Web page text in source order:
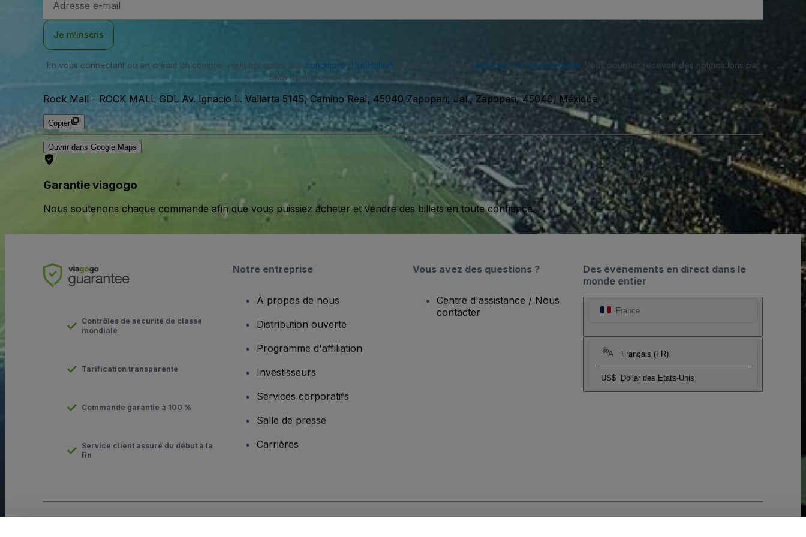
e-
Je m’inscris
En vous connectant ou en créant un compte, vous acceptez nos conditions d'utilisation politique de confidentialité . Vous pourriez recevoir des notifications par
SMS de notre part et vous pouvez vous désinscrire à tout moment.
Rock Mall - ROCK MALL GDL Av. Ignacio L. Vallarta 5145, Camino Real, 45040 Zapopan, Jal., Zapopan, 45040, Méxique
Copier
Ouvrir dans Google Maps
Garantie viagogo
Nous soutenons chaque commande afin que vous puissiez acheter et vendre des billets en toute confiance.
Des événements en direct dans le
monde entier
France
Français (FR)
US$ Dollar des Etats-Unis
Contrôles de sécurité de classe
mondiale
Tarification transparente
Commande garantie à 100 %
Service client assuré du début à la
fin
Notre entreprise
À propos de nous
Distribution ouverte
Programme d'affiliation
Investisseurs
Services corporatifs
Salle de presse
Carrières
Vous avez des questions ?
Centre d'assistance / Nous
contacter